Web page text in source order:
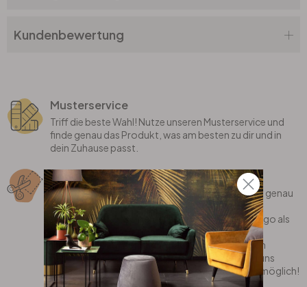
Kundenbewertung
Musterservice
Triff die beste Wahl! Nutze unseren Musterservice und
finde genau das Produkt, was am besten zu dir und in
dein Zuhause passt.
Sonderanfertigung
Bei uns erhältst du individualisierte Produkte, die genau
auf dich zugeschnitten sind! Wir fertigen deinen
Lieblingsspruch, dein eigenes Motiv oder dein Logo als
coole Wanddekoration gerne für dich an.
Oder bist du auf der Suche nach einem stylischen
Teppich, der perfekt in dein Zimmer passt? Sag uns
einfach, was du dir wünschst und wir machen es möglich!